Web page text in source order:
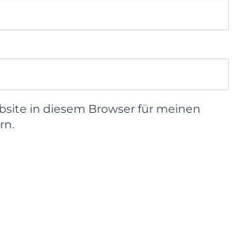
in diesem Browser für meinen